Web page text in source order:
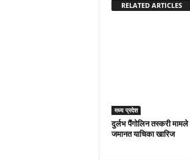
RELATED ARTICLES
मध्य प्रदेश
दुर्लभ पैंगोलिन तस्करी
जमानत याचिका खारिज